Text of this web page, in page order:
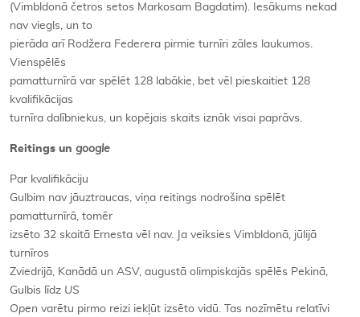
(Vimbldonā četros setos Markosam Bagdatim). Iesākums nekad
nav viegls, un to
pierāda arī Rodžera Federera pirmie turnīri zāles laukumos.
Vienspēlēs
pamatturnīrā var spēlēt 128 labākie, bet vēl pieskaitiet 128
kvalifikācijas
turnīra dalībniekus, un kopējais skaits iznāk visai paprāvs.
Reitings un google
Par kvalifikāciju
Gulbim nav jāuztraucas, viņa reitings nodrošina spēlēt
pamatturnīrā, tomēr
izsēto 32 skaitā Ernesta vēl nav. Ja veiksies Vimbldonā, jūlijā
turnīros
Zviedrijā, Kanādā un ASV, augustā olimpiskajās spēlēs Pekinā,
Gulbis līdz US
Open varētu pirmo reizi iekļūt izsēto vidū. Tas nozīmētu relatīvi